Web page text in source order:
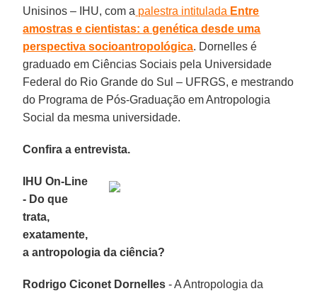
Unisinos – IHU, com a palestra intitulada Entre
amostras e cientistas: a genética desde uma
perspectiva socioantropológica. Dornelles é
graduado em Ciências Sociais pela Universidade
Federal do Rio Grande do Sul – UFRGS, e mestrando
do Programa de Pós-Graduação em Antropologia
Social da mesma universidade.
Confira a entrevista.
IHU On-Line
- Do que
trata,
exatamente,
a antropologia da ciência?
Rodrigo Ciconet Dornelles - A Antropologia da